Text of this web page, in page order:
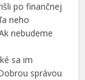
po finančnej
neho
nebudeme
sa im
správou